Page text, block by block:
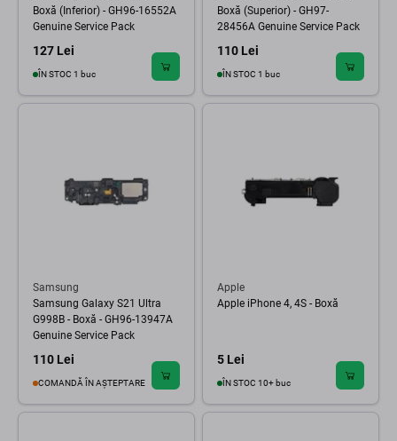
Boxă (Inferior) - GH96-16552A
Genuine Service Pack
127 Lei
ÎN STOC 1 buc
Boxă (Superior) - GH97-
28456A Genuine Service Pack
110 Lei
ÎN STOC 1 buc
Samsung
Samsung Galaxy S21 Ultra
G998B - Boxă - GH96-13947A
Genuine Service Pack
110 Lei
COMANDĂ ÎN AȘTEPTARE
Apple
Apple iPhone 4, 4S - Boxă
5 Lei
ÎN STOC 10+ buc